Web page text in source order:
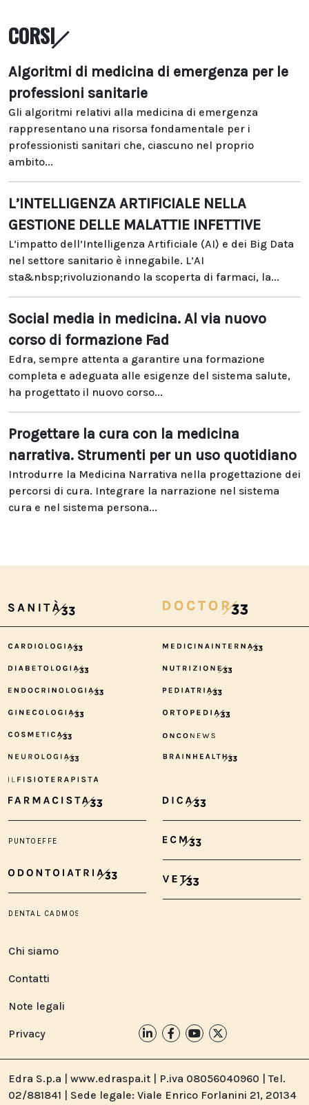
CORSI
Algoritmi di medicina di emergenza per le
professioni sanitarie
Gli algoritmi relativi alla medicina di emergenza
rappresentano una risorsa fondamentale per i
professionisti sanitari che, ciascuno nel proprio
ambito...
L’INTELLIGENZA ARTIFICIALE NELLA
GESTIONE DELLE MALATTIE INFETTIVE
L’impatto dell’Intelligenza Artificiale (AI) e dei Big Data
nel settore sanitario è innegabile. L’AI
sta&nbsp;rivoluzionando la scoperta di farmaci, la...
Social media in medicina. Al via nuovo
corso di formazione Fad
Edra, sempre attenta a garantire una formazione
completa e adeguata alle esigenze del sistema salute,
ha progettato il nuovo corso...
Progettare la cura con la medicina
narrativa. Strumenti per un uso quotidiano
Introdurre la Medicina Narrativa nella progettazione dei
percorsi di cura. Integrare la narrazione nel sistema
cura e nel sistema persona...
Chi siamo
Contatti
Note legali
Privacy
Edra S.p.a | www.edraspa.it | P.iva 08056040960 | Tel.
02/881841 | Sede legale: Viale Enrico Forlanini 21, 20134